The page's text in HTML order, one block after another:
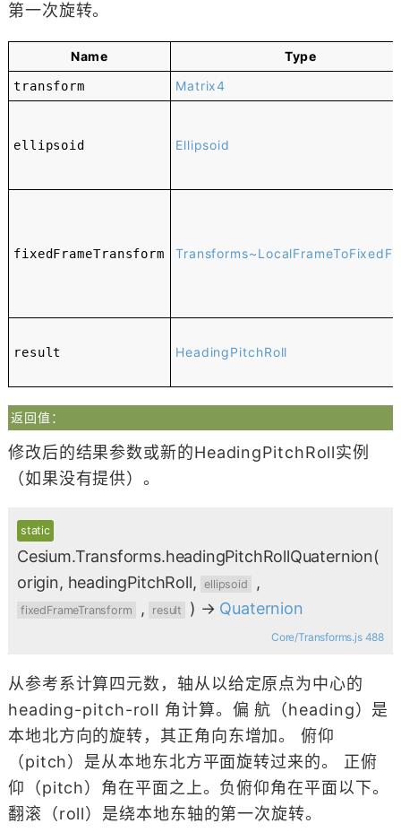
第一次旋转。
Name Type
transform Matrix4
ellipsoid Ellipsoid
fixedFrameTransform
result HeadingPitchRoll
返回值：
修改后的结果参数或新的HeadingPitchRoll实例
（如果没有提供）。
static
Cesium.Transforms.headingPitchRollQuaternion(
origin, headingPitchRoll,
ellipsoid ,
fixedFrameTransform , result ) → Quaternion
Core/Transforms.js 488
从参考系计算四元数，轴从以给定原点为中心的
heading-pitch-roll 角计算。偏 航（heading）是
本地北方向的旋转，其正角向东增加。 俯仰
（pitch）是从本地东北方平面旋转过来的。 正俯
仰（pitch）角在平面之上。负俯仰角在平面以下。
翻滚（roll）是绕本地东轴的第一次旋转。